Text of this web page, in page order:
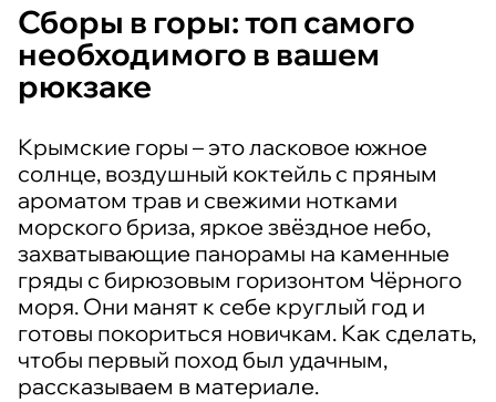
Сборы в горы: топ самого
необходимого в вашем
рюкзаке
Крымские горы – это ласковое южное
солнце, воздушный коктейль с пряным
ароматом трав и свежими нотками
морского бриза, яркое звёздное небо,
захватывающие панорамы на каменные
гряды с бирюзовым горизонтом Чёрного
моря. Они манят к себе круглый год и
готовы покориться новичкам. Как сделать,
чтобы первый поход был удачным,
рассказываем в материале.